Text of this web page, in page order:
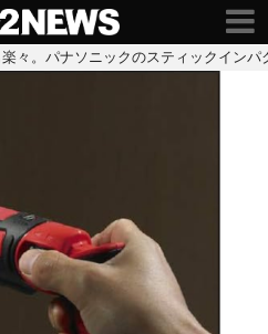
々。パナソニックのスティックイン